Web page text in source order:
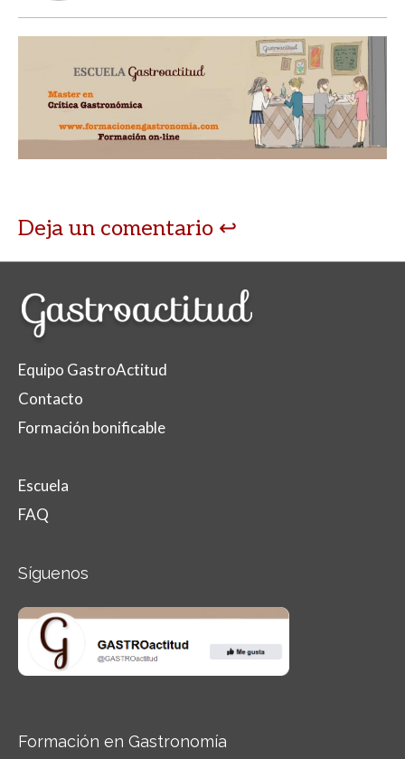
Deja un comentario
Equipo GastroActitud
Contacto
Formación bonificable
Escuela
FAQ
Síguenos
Formación en Gastronomía